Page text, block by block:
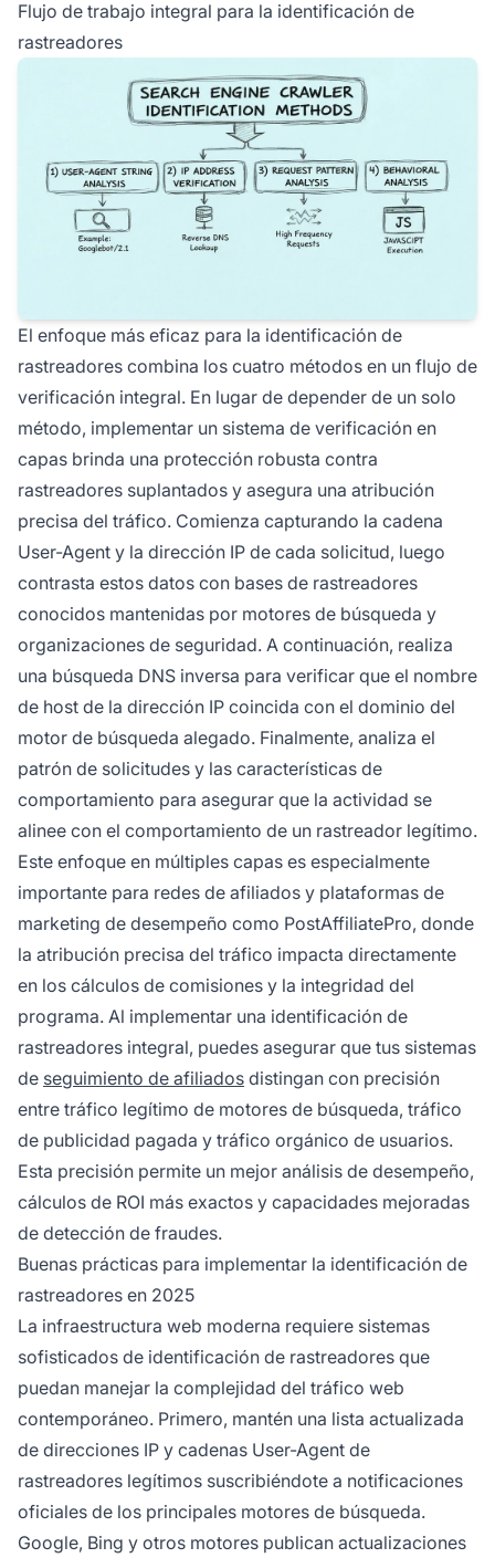
Flujo de trabajo integral para la identificación de
rastreadores
El enfoque más eficaz para la identificación de
rastreadores combina los cuatro métodos en un flujo de
verificación integral. En lugar de depender de un solo
método, implementar un sistema de verificación en
capas brinda una protección robusta contra
rastreadores suplantados y asegura una atribución
precisa del tráfico. Comienza capturando la cadena
User-Agent y la dirección IP de cada solicitud, luego
contrasta estos datos con bases de rastreadores
conocidos mantenidas por motores de búsqueda y
organizaciones de seguridad. A continuación, realiza
una búsqueda DNS inversa para verificar que el nombre
de host de la dirección IP coincida con el dominio del
motor de búsqueda alegado. Finalmente, analiza el
patrón de solicitudes y las características de
comportamiento para asegurar que la actividad se
alinee con el comportamiento de un rastreador legítimo.
Este enfoque en múltiples capas es especialmente
importante para redes de afiliados y plataformas de
marketing de desempeño como PostAffiliatePro, donde
la atribución precisa del tráfico impacta directamente
en los cálculos de comisiones y la integridad del
programa. Al implementar una identificación de
rastreadores integral, puedes asegurar que tus sistemas
de seguimiento de afiliados distingan con precisión
entre tráfico legítimo de motores de búsqueda, tráfico
de publicidad pagada y tráfico orgánico de usuarios.
Esta precisión permite un mejor análisis de desempeño,
cálculos de ROI más exactos y capacidades mejoradas
de detección de fraudes.
Buenas prácticas para implementar la identificación de
rastreadores en 2025
La infraestructura web moderna requiere sistemas
sofisticados de identificación de rastreadores que
puedan manejar la complejidad del tráfico web
contemporáneo. Primero, mantén una lista actualizada
de direcciones IP y cadenas User-Agent de
rastreadores legítimos suscribiéndote a notificaciones
oficiales de los principales motores de búsqueda.
Google, Bing y otros motores publican actualizaciones